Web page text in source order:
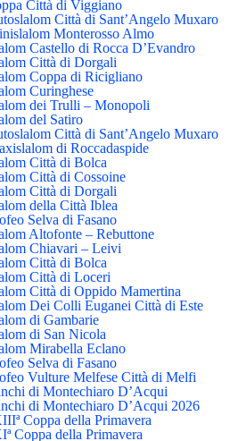
Città di Viggiano
Città di Sant’Angelo Muxaro
Monterosso Almo
Castello di Rocca D’Evandro
Città di Dorgali
Coppa di Ricigliano
Curinghese
dei Trulli – Monopoli
del Satiro
Città di Sant’Angelo Muxaro
di Roccadaspide
Città di Bolca
Città di Cossoine
Città di Dorgali
della Città Iblea
Selva di Fasano
Altofonte – Rebuttone
Chiavari – Leivi
Città di Bolca
Città di Loceri
Città di Oppido Mamertina
Dei Colli Euganei Città di Este
di Gambarie
di San Nicola
Mirabella Eclano
Selva di Fasano
Vulture Melfese Città di Melfi
di Montechiaro D’Acqui
di Montechiaro D’Acqui 2026
Coppa della Primavera
Coppa della Primavera